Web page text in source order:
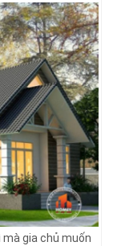
mà gia chủ muốn